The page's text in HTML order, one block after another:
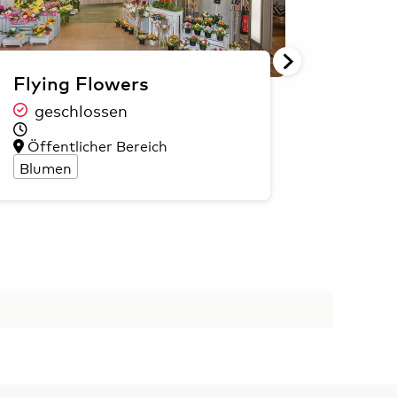
Flying Flowers
geschlossen
Öffentlicher Bereich
Blumen